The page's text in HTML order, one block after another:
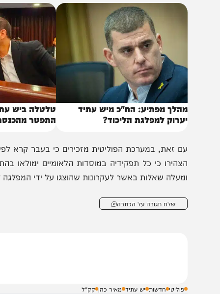
הודה על האמון ואמר כי ימשיך לסייע ליאיר לפיד
באותו נושא
מפתיע: הח"כ מיש עתיד
למפלגת הליכוד?
טלטלה ביש עתיד:
התפטר מהכנסת
זאת, במערכת הפוליטית מזכירים כי בעבר קרא לפיד